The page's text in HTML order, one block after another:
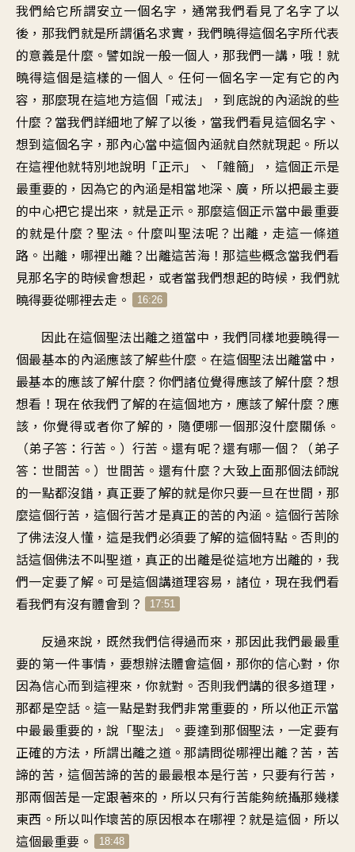
我們給它所謂安立一個名字，通常我們看見了名字了以
後，那我們就是所謂循名求實，我們曉得這個名字所代表
的意義是什麼。譬如說一般一個人，那我們一講，哦！就
曉得這個是這樣的一個人。任何一個名字一定有它的內
容，那麼現在這地方這個「戒法」，到底說的內涵說的些
什麼？當我們詳細地了解了以後，當我們看見這個名字、
想到這個名字，那內心當中這個內涵就自然就現起。所以
在這裡他就特別地說明「正示」、「雜簡」，這個正示是
最重要的，因為它的內涵是相當地深、廣，所以把最主要
的中心把它提出來，就是正示。那麼這個正示當中最重要
的就是什麼？聖法。什麼叫聖法呢？出離，走這一條道
路。出離，哪裡出離？出離這苦海！那這些概念當我們看
見那名字的時候會想起，或者當我們想起的時候，我們就
曉得要從哪裡去走。
16:26
因此在這個聖法出離之道當中，我們同樣地要曉得一
個最基本的內涵應該了解些什麼。在這個聖法出離當中，
最基本的應該了解什麼？你們諸位覺得應該了解什麼？想
想看！現在依我們了解的在這個地方，應該了解什麼？應
該，你覺得或者你了解的，隨便哪一個那沒什麼關係。
（弟子答：行苦。）行苦。還有呢？還有哪一個？（弟子
答：世間苦。）世間苦。還有什麼？大致上面那個法師說
的一點都沒錯，真正要了解的就是你只要一旦在世間，那
麼這個行苦，這個行苦才是真正的苦的內涵。這個行苦除
了佛法沒人懂，這是我們必須要了解的這個特點。否則的
話這個佛法不叫聖道，真正的出離是從這地方出離的，我
們一定要了解。可是這個講道理容易，諸位，現在我們看
看我們有沒有體會到？
17:51
反過來說，既然我們信得過而來，那因此我們最最重
要的第一件事情，要想辦法體會這個，那你的信心對，你
因為信心而到這裡來，你就對。否則我們講的很多道理，
那都是空話。這一點是對我們非常重要的，所以他正示當
中最最重要的，說「聖法」。要達到那個聖法，一定要有
正確的方法，所謂出離之道。那請問從哪裡出離？苦，苦
諦的苦，這個苦諦的苦的最最根本是行苦，只要有行苦，
那兩個苦是一定跟著來的，所以只有行苦能夠統攝那幾樣
東西。所以叫作壞苦的原因根本在哪裡？就是這個，所以
這個最重要。
18:48